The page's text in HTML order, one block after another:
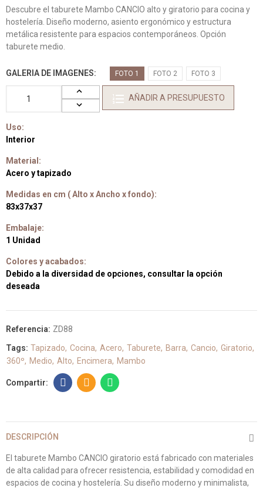
Descubre el taburete Mambo CANCIO alto y giratorio para cocina y
hostelería. Diseño moderno, asiento ergonómico y estructura
metálica resistente para espacios contemporáneos. Opción
taburete medio.
GALERIA DE IMAGENES FOTO 1 FOTO 2 FOTO 3
AÑADIR A PRESUPUESTO
Uso:
Interior
Material:
Acero y tapizado
Medidas en cm ( Alto x Ancho x fondo):
83x37x37
Embalaje:
1 Unidad
Colores y acabados:
Debido a la diversidad de opciones, consultar la opción
deseada
Referencia: ZD88
Tags: Tapizado Cocina Acero Taburete Barra Cancio Giratorio
360º
Medio Alto Encimera Mambo
DESCRIPCIÓN
El taburete Mambo CANCIO giratorio está fabricado con materiales
de alta calidad para ofrecer resistencia, estabilidad y comodidad en
espacios de cocina y hostelería. Su diseño moderno y minimalista,